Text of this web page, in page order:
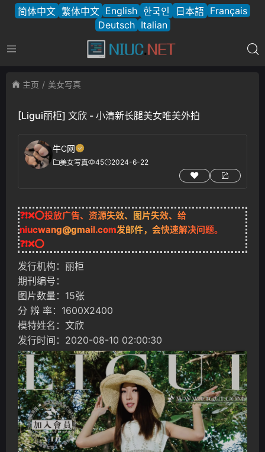
简体中文 繁体中文 English 한국인 日本語 Français
Deutsch Italian
主页 美女写真
[Ligui丽柜] 文欣 - 小清新长腿美女唯美外拍
牛C网
美女写真 45 2024-6-22
❓❗❌⭕投放广告、资源失效、图片失效、给
niucwang@gmail.com发邮件，会快速解决问题。
❓❗❌⭕
发行机构：丽柜
期刊编号：
图片数量：15张
分 辨 率：1600X2400
模特姓名：文欣
发行时间：2020-08-10 02:00:30